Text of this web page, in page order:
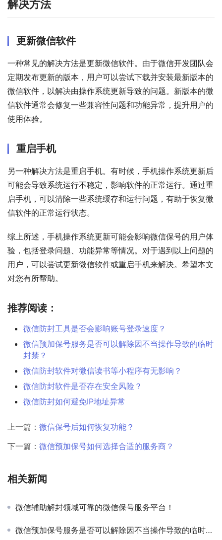
解决方法
更新微信软件
一种常见的解决方法是更新微信软件。由于微信开发团队会
定期发布更新的版本，用户可以尝试下载并安装最新版本的
微信软件，以解决由操作系统更新导致的问题。新版本的微
信软件通常会修复一些兼容性问题和功能异常，提升用户的
使用体验。
重启手机
另一种解决方法是重启手机。有时候，手机操作系统更新后
可能会导致系统运行不稳定，影响软件的正常运行。通过重
启手机，可以清除一些系统缓存和运行问题，有助于恢复微
信软件的正常运行状态。
综上所述，手机操作系统更新可能会影响微信保号的用户体
验，包括登录问题、功能异常等情况。对于遇到以上问题的
用户，可以尝试更新微信软件或重启手机来解决。希望本文
对您有所帮助。
推荐阅读：
微信防封工具是否会影响账号登录速度？
微信预加保号服务是否可以解除因不当操作导致的临时
封禁？
微信防封软件对微信读书等小程序有无影响？
微信防封软件是否存在安全风险？
微信防封如何避免IP地址异常
上一篇： 微信保号后如何恢复功能？
下一篇： 微信预加保号如何选择合适的服务商？
相关新闻
微信辅助解封领域可靠的微信保号服务平台！
微信预加保号服务是否可以解除因不当操作导致的临时封禁？